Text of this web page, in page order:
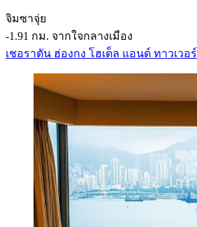
จิมซาจุ่ย
‐1.91 กม. จากใจกลางเมือง
เชอราตัน ฮ่องกง โฮเต็ล แอนด์ ทาวเวอร์